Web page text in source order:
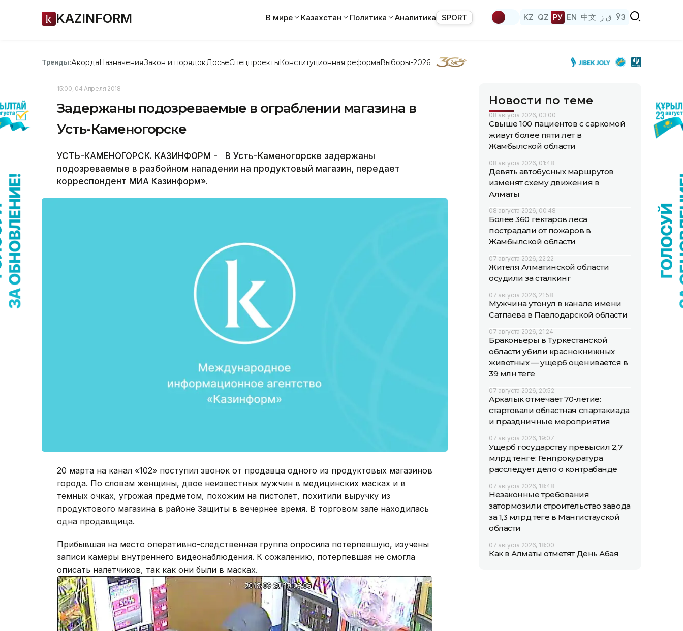
KAZINFORM В мире Казахстан Политика Аналитика SPORT KZ QZ РУ EN 中文 ق ز ЎЗ
Тренды:АкордаНазначенияЗакон и порядок ДосьеСпецпроектыКонституционная реформаВыборы-2026
15:00, 04 Апреля 2018
Задержаны подозреваемые в ограблении магазина в
Усть-Каменогорске
УСТЬ-КАМЕНОГОРСК. КАЗИНФОРМ - В Усть-Каменогорске задержаны
подозреваемые в разбойном нападении на продуктовый магазин, передает
корреспондент МИА Казинформ».
20 марта на канал «102» поступил звонок от продавца одного из продуктовых магазинов
города. По словам женщины, двое неизвестных мужчин в медицинских масках и в
темных очках, угрожая предметом, похожим на пистолет, похитили выручку из
продуктового магазина в районе Защиты в вечернее время. В торговом зале находилась
одна продавщица.
Прибывшая на место оперативно-следственная группа опросила потерпевшую, изучены
записи камеры внутреннего видеонаблюдения. К сожалению, потерпевшая не смогла
описать налетчиков, так как они были в масках.
Новости по теме
08 августа 2026, 03:00
Свыше 100 пациентов с саркомой
живут более пяти лет в
Жамбылской области
08 августа 2026, 01:48
Девять автобусных маршрутов
изменят схему движения в
Алматы
08 августа 2026, 00:48
Более 360 гектаров леса
пострадали от пожаров в
Жамбылской области
07 августа 2026, 22:22
Жителя Алматинской области
осудили за сталкинг
07 августа 2026, 21:58
Мужчина утонул в канале имени
Сатпаева в Павлодарской области
07 августа 2026, 21:24
Браконьеры в Туркестанской
области убили краснокнижных
животных — ущерб оценивается в
39 млн теңге
07 августа 2026, 20:52
Аркалык отмечает 70-летие:
стартовали областная спартакиада
и праздничные мероприятия
07 августа 2026, 19:07
Ущерб государству превысил 2,7
млрд тенге: Генпрокуратура
расследует дело о контрабанде
07 августа 2026, 18:48
Незаконные требования
затормозили строительство завода
за 1,3 млрд теңге в Мангистауской
области
07 августа 2026, 18:00
Как в Алматы отметят День Абая